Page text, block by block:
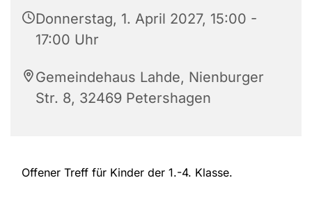
Donnerstag, 1. April 2027, 15:00 -
17:00 Uhr
Gemeindehaus Lahde, Nienburger
Str. 8, 32469 Petershagen
Offener Treff für Kinder der 1.-4. Klasse.